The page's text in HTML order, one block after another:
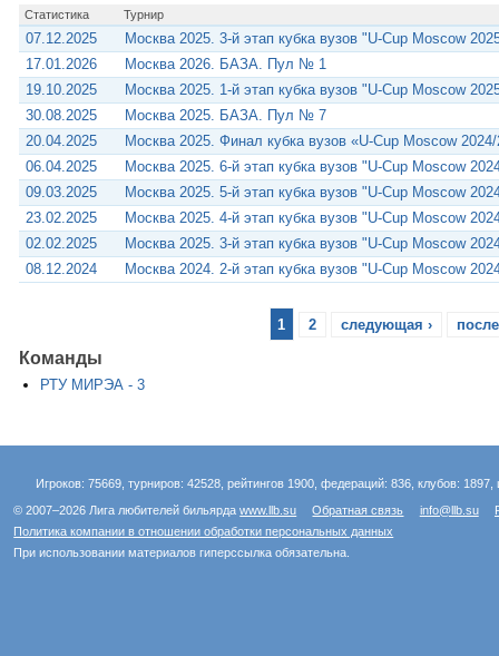
Статистика Турнир
07.12.2025
Москва 2025. 3-й этап кубка вузов "U-Cup Moscow
17.01.2026
Москва 2026. БАЗА. Пул № 1
19.10.2025
Москва 2025. 1-й этап кубка вузов "U-Cup Moscow
30.08.2025
Москва 2025. БАЗА. Пул № 7
20.04.2025
Москва 2025. Финал кубка вузов «U-Cup Moscow
06.04.2025
Москва 2025. 6-й этап кубка вузов "U-Cup Moscow
09.03.2025
Москва 2025. 5-й этап кубка вузов "U-Cup Moscow
23.02.2025
Москва 2025. 4-й этап кубка вузов "U-Cup Moscow
02.02.2025
Москва 2025. 3-й этап кубка вузов "U-Cup Moscow
08.12.2024
Москва 2024. 2-й этап кубка вузов "U-Cup Moscow
1 2 следующая ›
Команды
РТУ МИРЭА - 3
Игроков: 75669, турниров: 42528, рейтингов 1900, федераций: 836, клубов:
© 2007–2026 Лига любителей бильярдаwww.llb.su Обратная связь info@llb.su
Политика компании в отношении обработки персональных данных
При использовании материалов гиперссылка обязательна.